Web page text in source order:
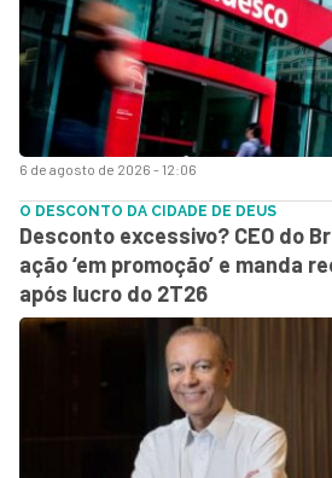
6 de agosto de 2026 - 12:06
O DESCONTO DA CIDADE DE DEUS
Desconto excessivo? CEO do
ação ‘em promoção’ e manda
após lucro do 2T26